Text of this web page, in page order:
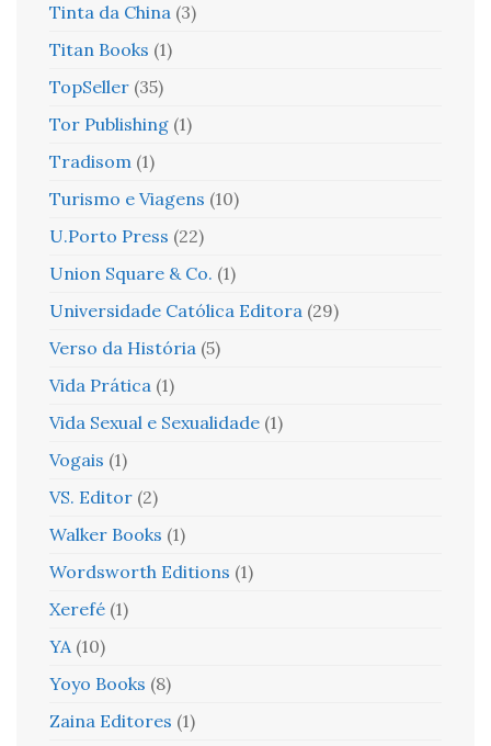
Tinta da China (3)
Titan Books (1)
TopSeller (35)
Tor Publishing (1)
Tradisom (1)
Turismo e Viagens (10)
U.Porto Press (22)
Union Square & Co. (1)
Universidade Católica Editora (29)
Verso da História (5)
Vida Prática (1)
Vida Sexual e Sexualidade (1)
Vogais (1)
VS. Editor (2)
Walker Books (1)
Wordsworth Editions (1)
Xerefé (1)
YA (10)
Yoyo Books (8)
Zaina Editores (1)